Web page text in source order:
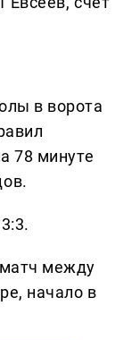
в ворота
78 минуте
между
начало в